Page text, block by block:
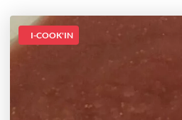
I-COOK'IN